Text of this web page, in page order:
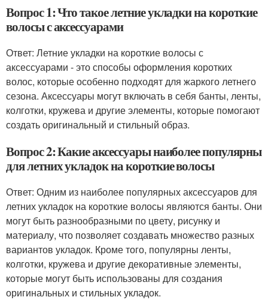
Вопрос 1: Что такое летние укладки на короткие
волосы с аксессуарами
Ответ: Летние укладки на короткие волосы с
аксессуарами - это способы оформления коротких
волос, которые особенно подходят для жаркого летнего
сезона. Аксессуары могут включать в себя банты, ленты,
колготки, кружева и другие элементы, которые помогают
создать оригинальный и стильный образ.
Вопрос 2: Какие аксессуары наиболее популярны
для летних укладок на короткие волосы
Ответ: Одним из наиболее популярных аксессуаров для
летних укладок на короткие волосы являются банты. Они
могут быть разнообразными по цвету, рисунку и
материалу, что позволяет создавать множество разных
вариантов укладок. Кроме того, популярны ленты,
колготки, кружева и другие декоративные элементы,
которые могут быть использованы для создания
оригинальных и стильных укладок.